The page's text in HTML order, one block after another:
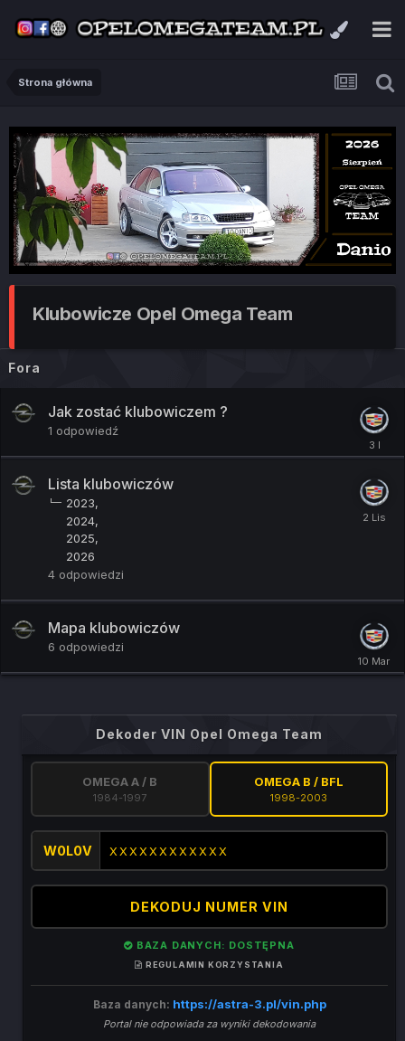
Strona główna
Klubowicze Opel Omega Team
Fora
Jak zostać klubowiczem ?
1 odpowiedź
Lista klubowiczów
2023
2024
2025
2026
4 odpowiedzi
Mapa klubowiczów
6 odpowiedzi
Dekoder VIN Opel Omega Team
OMEGA A / B
1984-1997
OMEGA B / BFL
1998-2003
W0L0V
DEKODUJ NUMER VIN
BAZA DANYCH: DOSTĘPNA
REGULAMIN KORZYSTANIA
Baza danych: https://astra-3.pl/vin.php
Portal nie odpowiada za wyniki dekodowania